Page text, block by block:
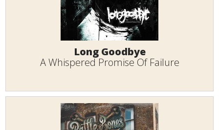
Long Goodbye
A Whispered Promise Of Failure